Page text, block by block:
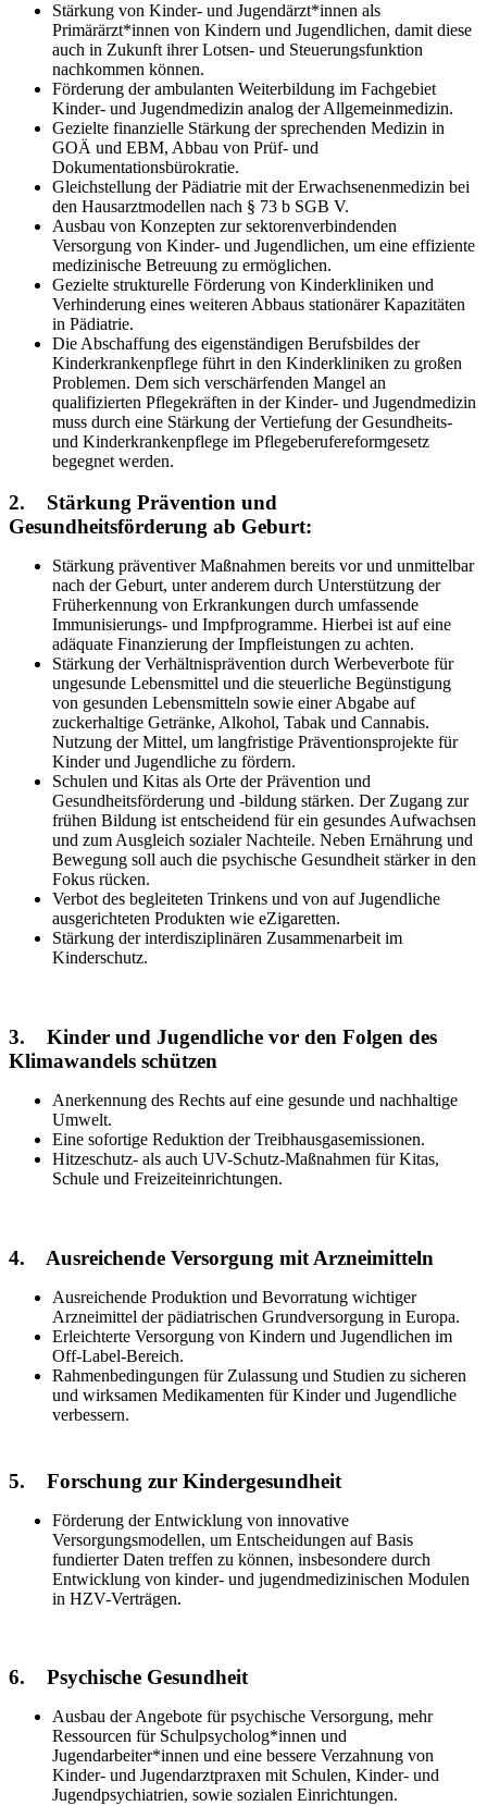
Stärkung von Kinder- und Jugendärzt*innen als
Primärärzt*innen von Kindern und Jugendlichen, damit diese
auch in Zukunft ihrer Lotsen- und Steuerungsfunktion
nachkommen können.
Förderung der ambulanten Weiterbildung im Fachgebiet
Kinder- und Jugendmedizin analog der Allgemeinmedizin.
Gezielte finanzielle Stärkung der sprechenden Medizin in
GOÄ und EBM, Abbau von Prüf- und
Dokumentationsbürokratie.
Gleichstellung der Pädiatrie mit der Erwachsenenmedizin bei
den Hausarztmodellen nach § 73 b SGB V.
Ausbau von Konzepten zur sektorenverbindenden
Versorgung von Kinder- und Jugendlichen, um eine effiziente
medizinische Betreuung zu ermöglichen.
Gezielte strukturelle Förderung von Kinderkliniken und
Verhinderung eines weiteren Abbaus stationärer Kapazitäten
in Pädiatrie.
Die Abschaffung des eigenständigen Berufsbildes der
Kinderkrankenpflege führt in den Kinderkliniken zu großen
Problemen. Dem sich verschärfenden Mangel an
qualifizierten Pflegekräften in der Kinder- und Jugendmedizin
muss durch eine Stärkung der Vertiefung der Gesundheits-
und Kinderkrankenpflege im Pflegeberufereformgesetz
begegnet werden.
2. Stärkung Prävention und
Gesundheitsförderung ab Geburt:
Stärkung präventiver Maßnahmen bereits vor und unmittelbar
nach der Geburt, unter anderem durch Unterstützung der
Früherkennung von Erkrankungen durch umfassende
Immunisierungs- und Impfprogramme. Hierbei ist auf eine
adäquate Finanzierung der Impfleistungen zu achten.
Stärkung der Verhältnisprävention durch Werbeverbote für
ungesunde Lebensmittel und die steuerliche Begünstigung
von gesunden Lebensmitteln sowie einer Abgabe auf
zuckerhaltige Getränke, Alkohol, Tabak und Cannabis.
Nutzung der Mittel, um langfristige Präventionsprojekte für
Kinder und Jugendliche zu fördern.
Schulen und Kitas als Orte der Prävention und
Gesundheitsförderung und -bildung stärken. Der Zugang zur
frühen Bildung ist entscheidend für ein gesundes Aufwachsen
und zum Ausgleich sozialer Nachteile. Neben Ernährung und
Bewegung soll auch die psychische Gesundheit stärker in den
Fokus rücken.
Verbot des begleiteten Trinkens und von auf Jugendliche
ausgerichteten Produkten wie eZigaretten.
Stärkung der interdisziplinären Zusammenarbeit im
Kinderschutz.
3. Kinder und Jugendliche vor den Folgen des
Klimawandels schützen
Anerkennung des Rechts auf eine gesunde und nachhaltige
Umwelt.
Eine sofortige Reduktion der Treibhausgasemissionen.
Hitzeschutz- als auch UV-Schutz-Maßnahmen für Kitas,
Schule und Freizeiteinrichtungen.
4. Ausreichende Versorgung mit Arzneimitteln
Ausreichende Produktion und Bevorratung wichtiger
Arzneimittel der pädiatrischen Grundversorgung in Europa.
Erleichterte Versorgung von Kindern und Jugendlichen im
Off-Label-Bereich.
Rahmenbedingungen für Zulassung und Studien zu sicheren
und wirksamen Medikamenten für Kinder und Jugendliche
verbessern.
5. Forschung zur Kindergesundheit
Förderung der Entwicklung von innovative
Versorgungsmodellen, um Entscheidungen auf Basis
fundierter Daten treffen zu können, insbesondere durch
Entwicklung von kinder- und jugendmedizinischen Modulen
in HZV-Verträgen.
6. Psychische Gesundheit
Ausbau der Angebote für psychische Versorgung, mehr
Ressourcen für Schulpsycholog*innen und
Jugendarbeiter*innen und eine bessere Verzahnung von
Kinder- und Jugendarztpraxen mit Schulen, Kinder- und
Jugendpsychiatrien, sowie sozialen Einrichtungen.